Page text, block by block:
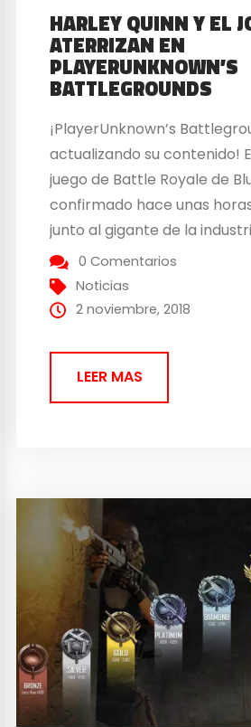
HARLEY QUINN Y EL
ATERRIZAN EN
PLAYERUNKNOWN’S
BATTLEGROUNDS
¡PlayerUnknown’s
actualizando su contenido!
juego de Battle Royale de
confirmado hace unas
junto al gigante de la
del comic, DC Comics. En
PUBG va a recibir contenido
con la última película de
0 Comentarios
Noticias
2 noviembre, 2018
LEER MAS